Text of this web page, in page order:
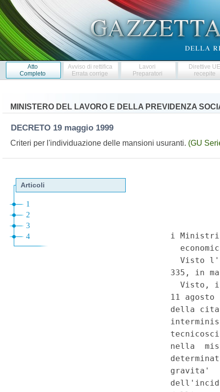
Atto
Completo
Avviso di rettifica
Errata corrige
Lavori
Preparatori
Direttive
recepite
MINISTERO DEL LAVORO E DELLA PREVIDENZA
DECRETO 19 maggio 1999
Criteri per l'individuazione delle mansioni usuranti. (GU